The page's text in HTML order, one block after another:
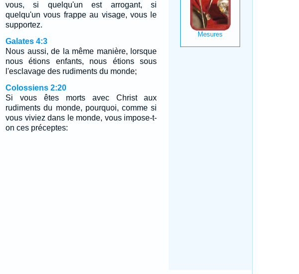
vous, si quelqu'un est arrogant, si
quelqu'un vous frappe au visage, vous le
supportez.
Galates 4:3
Nous aussi, de la même manière, lorsque
nous étions enfants, nous étions sous
l'esclavage des rudiments du monde;
Colossiens 2:20
Si vous êtes morts avec Christ aux
rudiments du monde, pourquoi, comme si
vous viviez dans le monde, vous impose-t-
on ces préceptes: